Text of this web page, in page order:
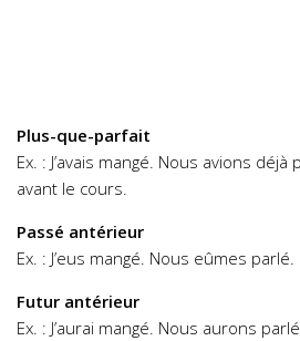
Plus-que-parfait
Ex. : J’avais mangé. Nous avions
avant le cours.
Passé antérieur
Ex. : J’eus mangé. Nous eûmes parlé.
Futur antérieur
Ex. : J’aurai mangé. Nous aurons